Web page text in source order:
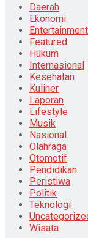
Daerah
Ekonomi
Entertainment
Featured
Hukum
Internasional
Kesehatan
Kuliner
Laporan
Lifestyle
Musik
Nasional
Olahraga
Otomotif
Pendidikan
Peristiwa
Politik
Teknologi
Wisata